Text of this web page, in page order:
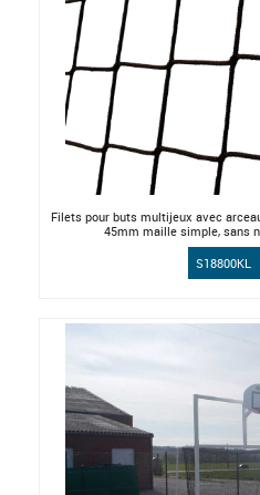
Filets pour buts multijeux avec
45mm maille simple, sans
S18800KL